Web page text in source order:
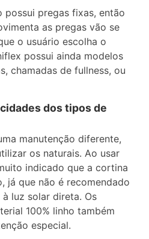
possui pregas fixas, então
as pregas vão se
o usuário escolha o
possui ainda modelos
chamadas de fullness, ou
dos tipos de
manutenção diferente,
os naturais. Ao usar
indicado que a cortina
já que não é recomendado
luz solar direta. Os
100% linho também
especial.